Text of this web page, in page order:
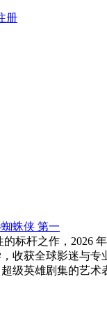
册
蛛侠 第一
标杆之作，2026
收获全球影迷与
级英雄剧集的艺